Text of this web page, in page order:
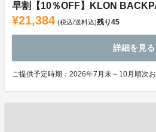
早割【10％OFF】KLON
¥21,384 (税込/送料込)残り45
詳細を見る
ご提供予定時期：2026年7月末～10月順次